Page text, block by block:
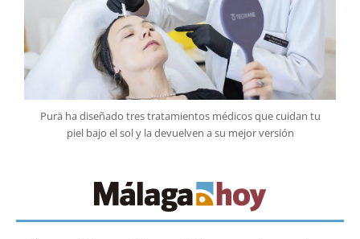
Purä ha diseñado tres tratamientos médicos que cuidan tu
piel bajo el sol y la devuelven a su mejor versión